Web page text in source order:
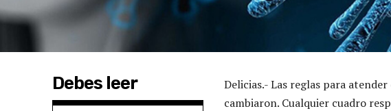
Debes leer
Delicias.- Las reglas para
cambiaron. Cualquier cuadro